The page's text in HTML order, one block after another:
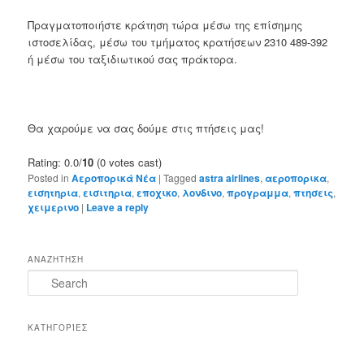
Πραγματοποιήστε κράτηση τώρα μέσω της επίσημης
ιστοσελίδας, μέσω του τμήματος κρατήσεων 2310 489-392
ή μέσω του ταξιδιωτικού σας πράκτορα.
Θα χαρούμε να σας δούμε στις πτήσεις μας!
Rating: 0.0/10 (0 votes cast)
Posted in Αεροπορικά Νέα |Tagged astra airlines,αεροπορικα,
εισητηρια,εισιτηρια,εποχικο, λονδινο,προγραμμα,πτησεις,
χειμερινο | Leave a reply
ΑΝΑΖΗΤΗΣΗ
e
rΚΑΤΗΓΟΡΊΕΣ